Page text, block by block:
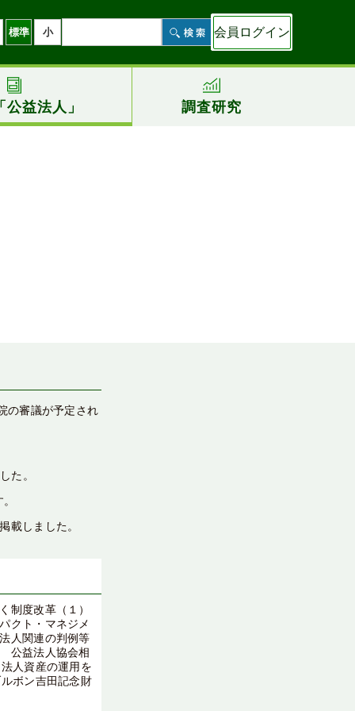
標準 小 会員ログイン
益法人」 調査研究
の審議が予定され
た。
載しました。
制度改革（１）
クト・マネジメ
人関連の判例等
公益法人協会相
人資産の運用を
ボン吉田記念財